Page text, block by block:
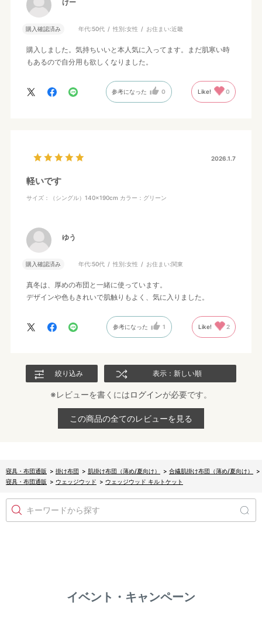
けー
購入確認済み 年代:50代 性別:女性 お住まい:近畿
購入しました。気持ちいいと本人気に入ってます。まだ肌寒い時
もあるので自分用も欲しくなりました。
参考になった 0 Like! 0
2026.1.7
軽いです
サイズ：（シングル）140×190cm カラー：グリーン
ゆう
購入確認済み 年代:50代 性別:女性 お住まい:関東
真冬は、厚めの布団と一緒に使っています。
デザインや色もきれいで肌触りもよく、気に入りました。
参考になった 1 Like! 2
絞り込み 表示：新しい順
※レビューを書くにはログインが必要です。
この商品の全てのレビューを見る
寝具・布団通販 > 掛け布団 > 肌掛け布団（薄め/夏向け） > 合繊肌掛け布団（薄め/夏向け）
>
寝具・布団通販 > ウェッジウッド > ウェッジウッド キルトケット
キーワードから探す
イベント・キャンペーン